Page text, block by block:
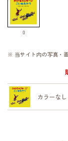
0
※ 当サイト内の写真・
カラーなし